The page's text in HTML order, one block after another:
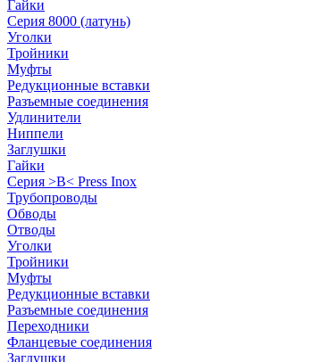
Гайки
Серия 8000 (латунь)
Уголки
Тройники
Муфты
Редукционные вставки
Разъемные соединения
Удлинители
Ниппели
Заглушки
Гайки
Серия >B< Press Inox
Трубопроводы
Обводы
Отводы
Уголки
Тройники
Муфты
Редукционные вставки
Разъемные соединения
Переходники
Фланцевые соединения
Заглушки